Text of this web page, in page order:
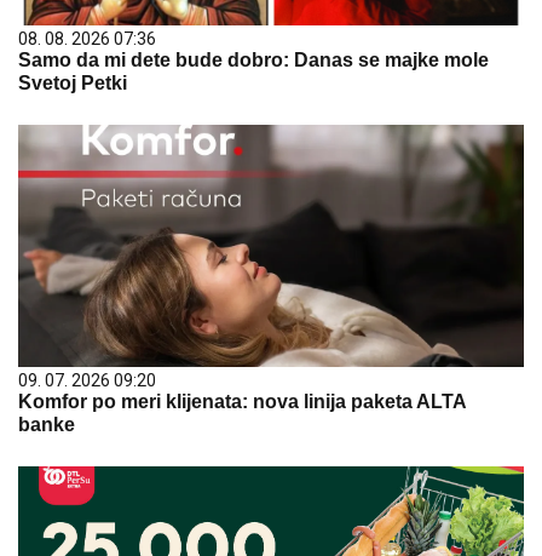
08. 08. 2026 07:36
Samo da mi dete bude dobro: Danas se majke mole
Svetoj Petki
09. 07. 2026 09:20
Komfor po meri klijenata: nova linija paketa ALTA
banke